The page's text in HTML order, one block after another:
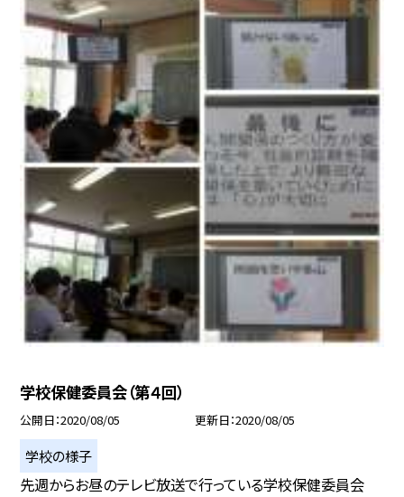
学校保健委員会（第４回）
公開日 2020/08/05 更新日 2020/08/05
学校の様子
先週からお昼のテレビ放送で行っている学校保健委員会